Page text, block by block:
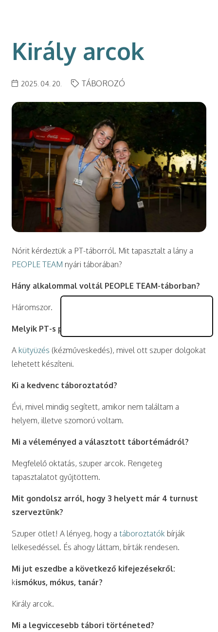
Király arcok
2025. 04. 20. TÁBOROZÓ
Nórit kérdeztük a PT-táborról. Mit tapasztalt a lány a
PEOPLE TEAM nyári táborában?
Hány alkalommal voltál PEOPLE TEAM-táborban?
Háromszor.
Melyik PT-s program tetszett leginkább?
A kütyüzés (kézműveskedés), mivel ott szuper dolgokat
lehetett készíteni.
Ki a kedvenc táboroztatód?
Évi, mivel mindig segített, amikor nem találtam a
helyem, illetve szomorú voltam.
Mi a véleményed a választott tábortémádról?
Megfelelő oktatás, szuper arcok. Rengeteg
tapasztalatot gyűjtöttem.
Mit gondolsz arról, hogy 3 helyett már 4 turnust
szerveztünk?
Szuper ötlet! A lényeg, hogy a táboroztatók bírják
lelkesedéssel. És ahogy láttam, bírták rendesen.
Mi jut eszedbe a következő kifejezésekről:
kismókus, mókus, tanár?
Király arcok.
Mi a legviccesebb tábori történeted?